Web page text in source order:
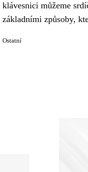
klávesnici můžeme
základními způsoby,
Ostatní